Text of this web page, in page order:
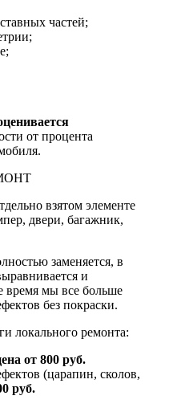
частей;
от процента
взятом элементе
двери, багажник,
заменяется, в
и
время мы все больше
без покраски.
локального ремонта:
от 800 руб.
(царапин, сколов,
руб.